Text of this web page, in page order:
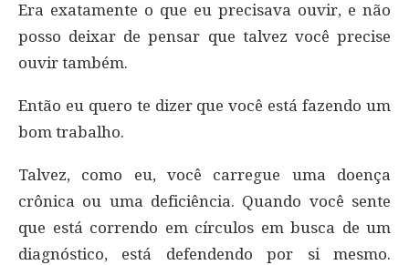
Era exatamente o que eu precisava ouvir, e não
posso deixar de pensar que talvez você precise
ouvir também.
Então eu quero te dizer que você está fazendo um
bom trabalho.
Talvez, como eu, você carregue uma doença
crônica ou uma deficiência. Quando você sente
que está correndo em círculos em busca de um
diagnóstico, está defendendo por si mesmo.